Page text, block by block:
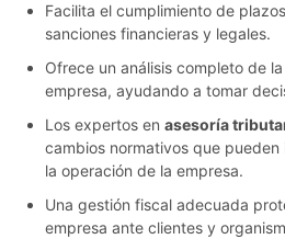
Facilita el cumplimiento de
sanciones financieras y legales.
Ofrece un análisis completo de
empresa, ayudando a tomar
Los expertos en asesoría
cambios normativos que
la operación de la empresa.
Una gestión fiscal adecuada
empresa ante clientes y